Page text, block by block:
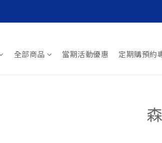
全部商品 當期活動優惠 定期購預約